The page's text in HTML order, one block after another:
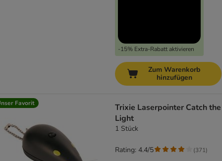
-15% Extra-Rabatt aktivieren
Zum Warenkorb
hinzufügen
Favorit
Trixie Laserpointer Catch the
Light
1 Stück
Rating: 4.4/5 (371)